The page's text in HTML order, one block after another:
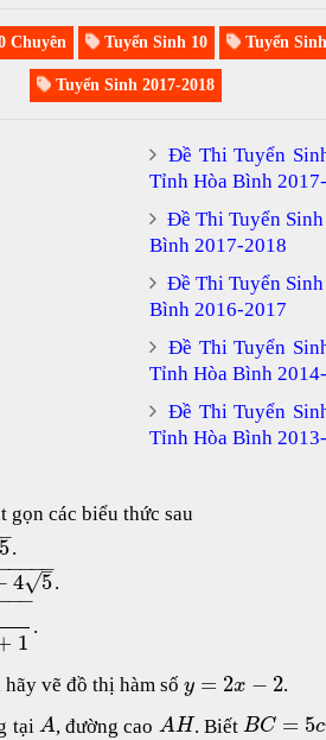
Chuyên Tuyển Sinh 10 Tuyển
Tuyển Sinh 2017-2018
Đề Thi Tuyển
Tỉnh Hòa Bình
Đề Thi Tuyển
Bình 2017-2018
Đề Thi Tuyển
Bình 2016-2017
Đề Thi Tuyển
Tỉnh Hòa Bình
Đề Thi Tuyển
Tỉnh Hòa Bình
các biểu thức sau
.
4 5
–
√
−
−−−
.
1
−
−
.
hãy vẽ đồ thị hàm số y = 2x − 2.
tại A, đường cao AH. BiếtBC = 5c